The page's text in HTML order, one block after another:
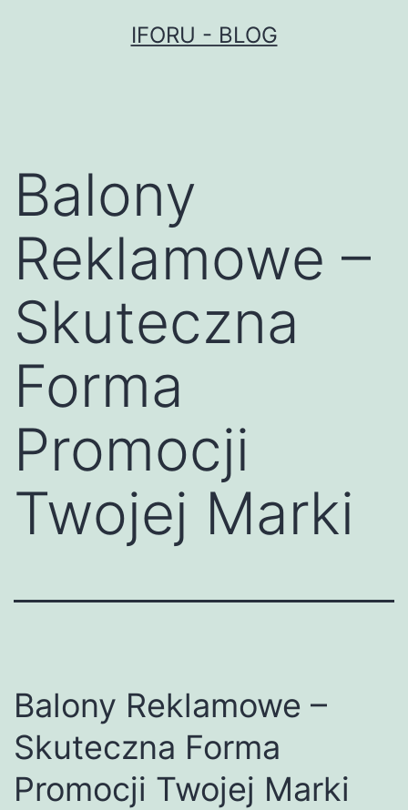
IFORU - BLOG
Balony
Reklamowe –
Skuteczna
Forma
Promocji
Twojej Marki
Balony Reklamowe –
Skuteczna Forma
Promocji Twojej Marki